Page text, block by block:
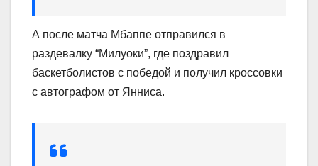
А после матча Мбаппе отправился в
раздевалку “Милуоки”, где поздравил
баскетболистов с победой и получил кроссовки
с автографом от Янниса.